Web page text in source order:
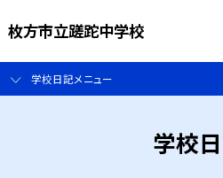
枚方市立蹉跎中学校
学校日記メニュー
学校